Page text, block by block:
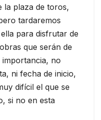
la plaza de toros,
tardaremos
para disfrutar de
que serán de
importancia, no
ni fecha de inicio,
difícil el que se
si no en esta